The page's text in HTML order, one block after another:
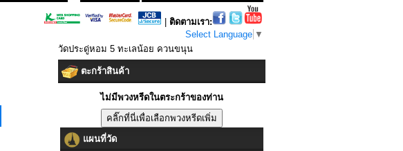
ติดตามเรา:
Select Language ▼
วัดประดู่หอม 5 ทะเลน้อย ควนขนุน
ตะกร้าสินค้า
ไม่มีพวงหรีดในตระกร้าของท่าน
แผนที่วัด